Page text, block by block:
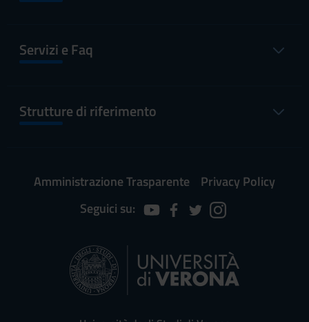
Servizi e Faq
Strutture di riferimento
Amministrazione Trasparente
Privacy Policy
Seguici su: